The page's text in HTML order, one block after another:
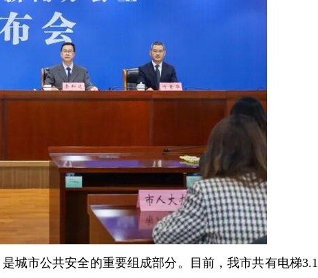
城市公共安全的重要组成部分。目前，我市共有电梯3.1